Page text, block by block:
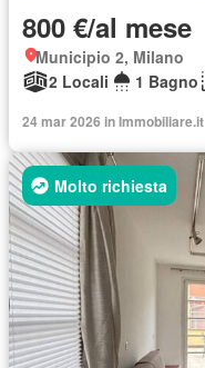
800 €/al mese
Municipio 2, Milano
2 Locali
1 Bagno
24 mar 2026 in Immobiliare.it
Molto richiesta